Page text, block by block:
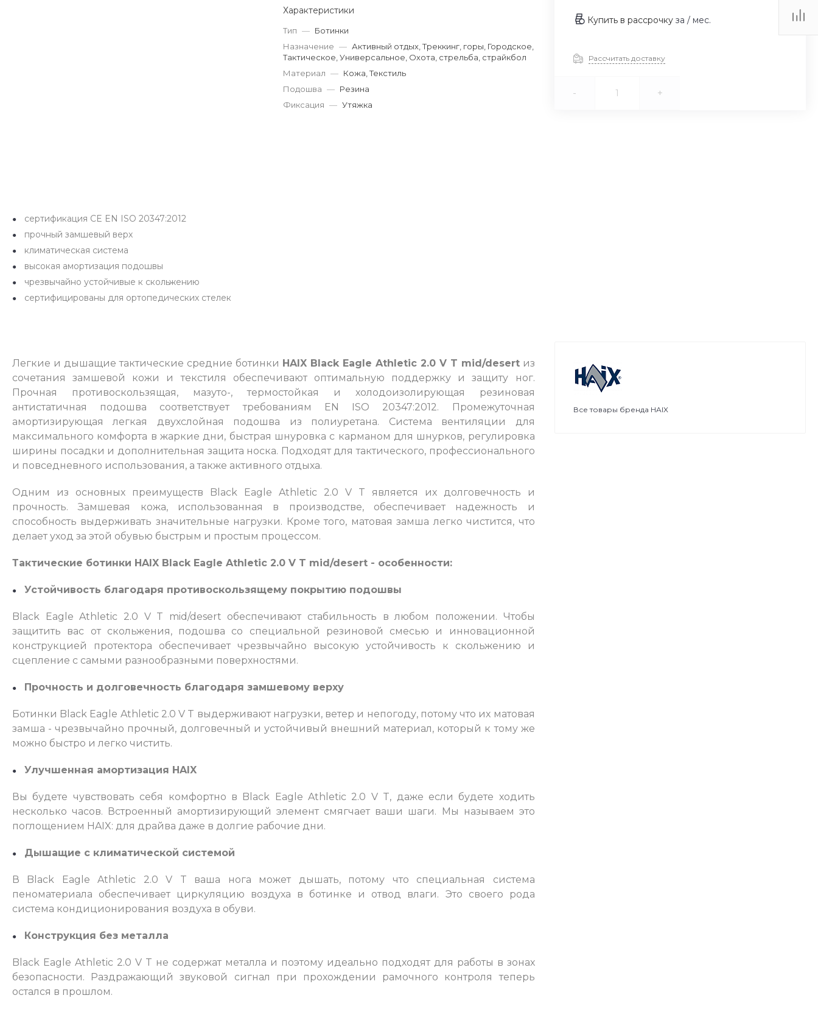
сертификация CE EN ISO 20347:2012
прочный замшевый верх
климатическая система
высокая амортизация подошвы
чрезвычайно устойчивые к скольжению
сертифицированы для ортопедических стелек
Характеристики
Тип — Ботинки
Назначение — Активный отдых, Треккинг, горы, Городское,
Тактическое, Универсальное, Охота, стрельба, страйкбол
Материал — Кожа, Текстиль
Подошва — Резина
Фиксация — Утяжка
Купить в рассрочку за / мес.
Рассчитать доставку
- +
Легкие и дышащие тактические средние ботинки HAIX Black Eagle Athletic 2.0 V T mid/desertиз
сочетания замшевой кожи и текстиля обеспечивают оптимальную поддержку и защиту ног.
Прочная противоскользящая, мазуто-, термостойкая и холодоизолирующая резиновая
антистатичная подошва соответствует требованиям EN ISO 20347:2012. Промежуточная
амортизирующая легкая двухслойная подошва из полиуретана. Система вентиляции для
максимального комфорта в жаркие дни, быстрая шнуровка с карманом для шнурков, регулировка
ширины посадки и дополнительная защита носка. Подходят для тактического, профессионального
и повседневного использования, а также активного отдыха.
Одним из основных преимуществ Black Eagle Athletic 2.0 V T является их долговечность и
прочность. Замшевая кожа, использованная в производстве, обеспечивает надежность и
способность выдерживать значительные нагрузки. Кроме того, матовая замша легко чистится, что
делает уход за этой обувью быстрым и простым процессом.
Тактические ботинки HAIX Black Eagle Athletic 2.0 V T mid/desert - особенности:
Устойчивость благодаря противоскользящему покрытию подошвы
Black Eagle Athletic 2.0 V T mid/desert обеспечивают стабильность в любом положении. Чтобы
защитить вас от скольжения, подошва со специальной резиновой смесью и инновационной
конструкцией протектора обеспечивает чрезвычайно высокую устойчивость к скольжению и
сцепление с самыми разнообразными поверхностями.
Прочность и долговечность благодаря замшевому верху
Ботинки Black Eagle Athletic 2.0 V T выдерживают нагрузки, ветер и непогоду, потому что их матовая
замша - чрезвычайно прочный, долговечный и устойчивый внешний материал, который к тому же
можно быстро и легко чистить.
Улучшенная амортизация HAIX
Вы будете чувствовать себя комфортно в Black Eagle Athletic 2.0 V T, даже если будете ходить
несколько часов. Встроенный амортизирующий элемент смягчает ваши шаги. Мы называем это
поглощением HAIX: для драйва даже в долгие рабочие дни.
Дышащие с климатической системой
В Black Eagle Athletic 2.0 V T ваша нога может дышать, потому что специальная система
пеноматериала обеспечивает циркуляцию воздуха в ботинке и отвод влаги. Это своего рода
система кондиционирования воздуха в обуви.
Конструкция без металла
Black Eagle Athletic 2.0 V T не содержат металла и поэтому идеально подходят для работы в зонах
безопасности. Раздражающий звуковой сигнал при прохождении рамочного контроля теперь
остался в прошлом.
Все товары бренда HAIX